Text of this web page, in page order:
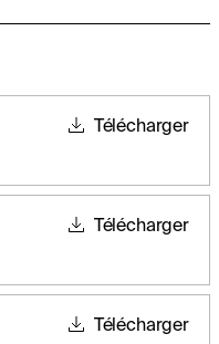
Télécharger
Télécharger
Télécharger